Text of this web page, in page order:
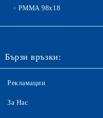
PMMA 98x18
Бързи връзки:
Рекламации
За Нас